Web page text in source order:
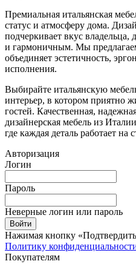
Премиальная итальянская
статус и атмосферу дома.
подчеркивает вкус владельца,
и гармоничным. Мы
объединяет эстетичность,
исполнения.
Выбирайте итальянскую
интерьер, в котором приятно
гостей. Качественная,
дизайнерская мебель из
где каждая деталь работает на
Авторизация
Логин
Пароль
Неверные логин или пароль
Войти
Нажимая кнопку
Политику
Покупателям